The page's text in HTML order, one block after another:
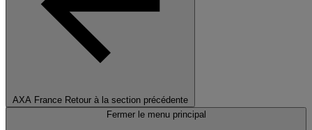
AXA France Retour à la section précédente
Fermer le menu principal